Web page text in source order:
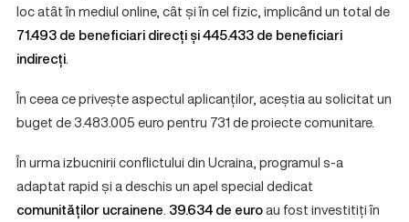
loc atât în mediul online, cât și în cel fizic, implicând un total de
71.493 de beneficiari direcți și 445.433 de beneficiari
indirecți.
În ceea ce privește aspectul aplicanților, aceștia au solicitat un
buget de 3.483.005 euro pentru 731 de proiecte comunitare.
În urma izbucnirii conflictului din Ucraina, programul s-a
adaptat rapid și a deschis un apel special dedicat
comunităților ucrainene. 39.634 de euroau fost investitiți în